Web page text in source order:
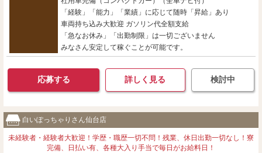
「経験」「能力」「業績」に応じて随時「昇給」あり
車両持ち込み大歓迎 ガソリン代全額支給
「急なお休み」「出勤制限」は一切ございません
みなさん安定して稼ぐことが可能です。
応募する 詳しく見る 検討中
白いぽっちゃりさん仙台店
未経験者・経験者大歓迎！学歴・職歴一切不問！残業、休日出勤一切なし！寮
完備、日払い有、各種大入り手当で毎日がお給料日！